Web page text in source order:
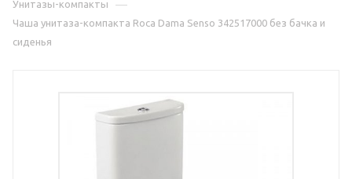
Унитазы-компакты —
Чаша унитаза-компакта Roca Dama Senso 342517000 без бачка и
сиденья